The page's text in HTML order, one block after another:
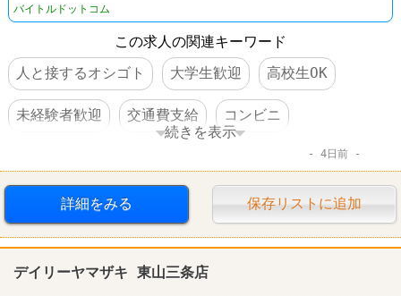
バイトルドットコム
この求人の関連キーワード
人と接するオシゴト
大学生歓迎 高校生OK
未経験者歓迎 交通費支給 コンビニ
続きを表示
4日前
詳細をみる 保存リストに追加
デイリーヤマザキ 東山三条店